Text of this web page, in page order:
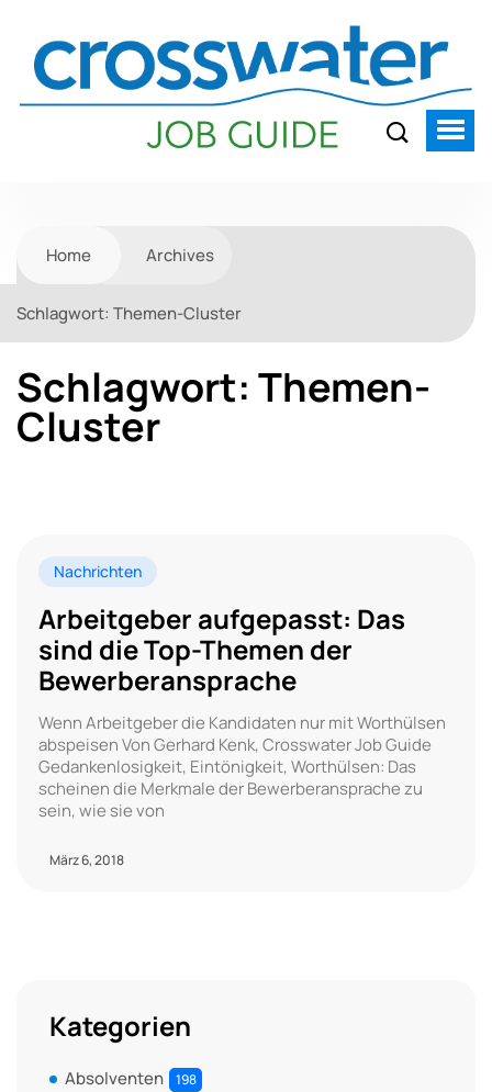
Home Archives
Schlagwort: Themen-Cluster
Schlagwort: Themen-
Cluster
Nachrichten
Arbeitgeber aufgepasst: Das
sind die Top-Themen der
Bewerberansprache
Wenn Arbeitgeber die Kandidaten nur mit Worthülsen
abspeisen Von Gerhard Kenk, Crosswater Job Guide
Gedankenlosigkeit, Eintönigkeit, Worthülsen: Das
scheinen die Merkmale der Bewerberansprache zu
sein, wie sie von
März 6, 2018
Kategorien
Absolventen 198